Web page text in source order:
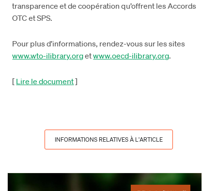
transparence et de coopération qu’offrent les Accords
OTC et SPS.
Pour plus d’informations, rendez-vous sur les sites
www.wto-ilibrary.orgetwww.oecd-ilibrary.org.
[Lire le document]
INFORMATIONS RELATIVES À L'ARTICLE